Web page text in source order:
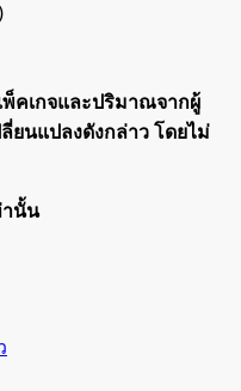
คเกจและปริมาณจากผู้
ยนแปลงดังกล่าว โดยไม่
านั้น